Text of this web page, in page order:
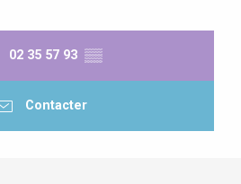
02 35 57 93 ▒▒
Contacter